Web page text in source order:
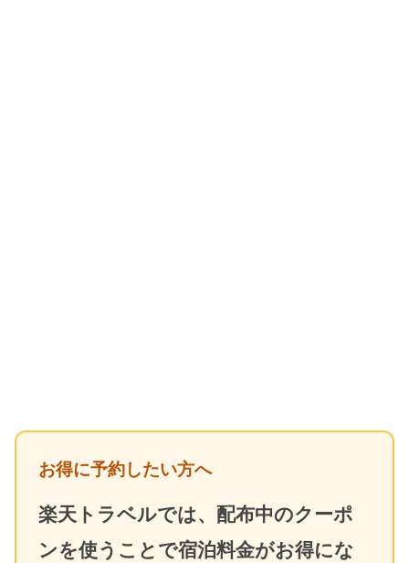
お得に予約したい方へ
楽天トラベルでは、配布中のクーポ
ンを使うことで宿泊料金がお得にな